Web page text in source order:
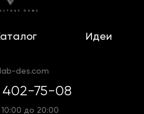
Идеи
des.com
402-75-08
10:00 до 20:00